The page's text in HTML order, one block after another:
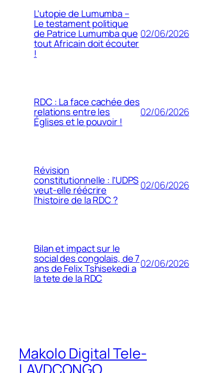
L’utopie de Lumumba –
Le testament politique
de Patrice Lumumba que
tout Africain doit écouter
!
02/06/2026
RDC : La face cachée des
relations entre les
Églises et le pouvoir !
02/06/2026
Révision
constitutionnelle : l’UDPS
veut-elle réécrire
l’histoire de la RDC ?
02/06/2026
Bilan et impact sur le
social des congolais, de 7
ans de Felix Tshisekedi a
la tete de la RDC
02/06/2026
Makolo Digital Tele-